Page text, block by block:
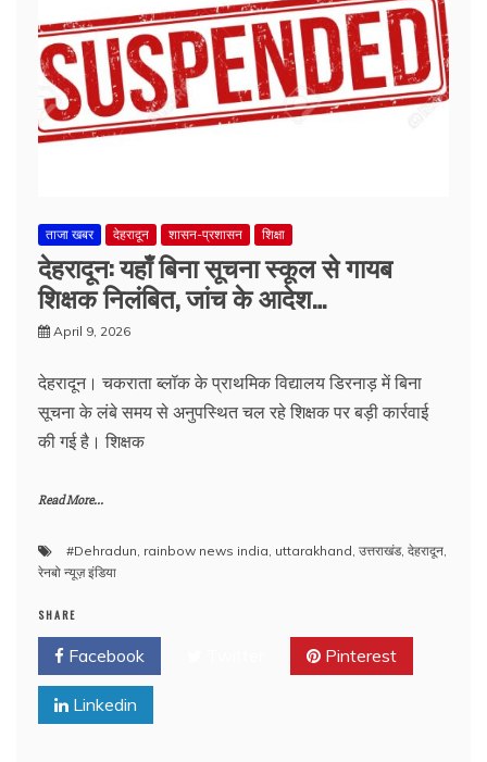
ताजा खबर देहरादून शासन-प्रशासन शिक्षा
देहरादून: यहाँ बिना सूचना स्कूल से गायब
शिक्षक निलंबित, जांच के आदेश…
April 9, 2026
देहरादून। चकराता ब्लॉक के प्राथमिक विद्यालय डिरनाड़ में बिना
सूचना के लंबे समय से अनुपस्थित चल रहे शिक्षक पर बड़ी कार्रवाई
की गई है। शिक्षक
Read More...
#Dehradun, rainbow news india, uttarakhand, उत्तराखंड, देहरादून,
रेनबो न्यूज़ इंडिया
SHARE
Facebook Pinterest
Linkedin